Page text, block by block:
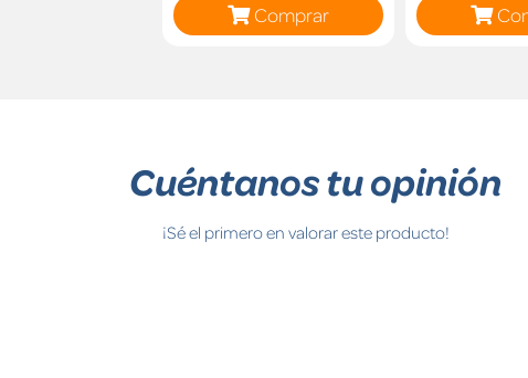
Comprar
Cuéntanos tu opinión
¡Sé el primero en valorar este producto!